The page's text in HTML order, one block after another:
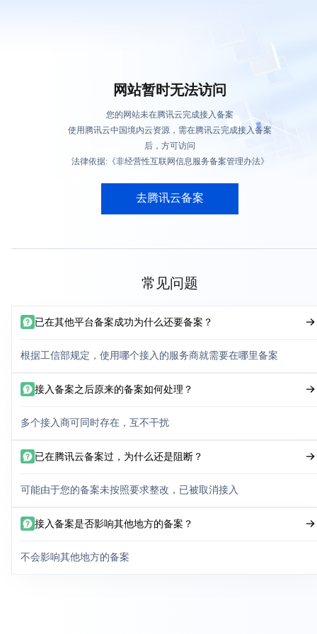
网站暂时无法访问
您的网站未在腾讯云完成接入备案
使用腾讯云中国境内云资源，需在腾讯云完成接入备案
后，方可访问
法律依据:《非经营性互联网信息服务备案管理办法》
去腾讯云备案
常见问题
已在其他平台备案成功为什么还要备案？
根据工信部规定，使用哪个接入的服务商就需要在哪里备案
接入备案之后原来的备案如何处理？
多个接入商可同时存在，互不干扰
已在腾讯云备案过，为什么还是阻断？
可能由于您的备案未按照要求整改，已被取消接入
接入备案是否影响其他地方的备案？
不会影响其他地方的备案